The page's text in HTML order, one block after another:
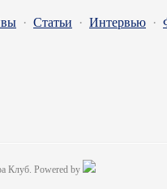
· Статьи · Интервью ·
Клуб. Powered by